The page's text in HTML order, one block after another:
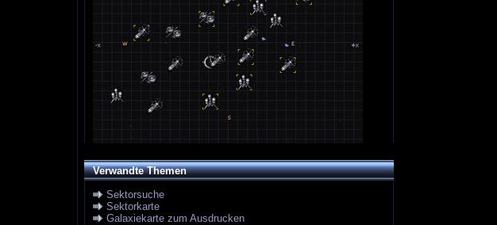
Verwandte Themen
Sektorsuche
Sektorkarte
Galaxiekarte zum Ausdrucken